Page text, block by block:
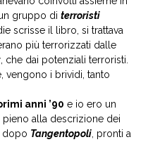
gruppo di terroristi
scrisse il libro, si trattava
più terrorizzati dalle
, che dai potenziali terroristi.
vengono i brividi, tanto
anni ’90 e io ero un
alla descrizione dei
dopo Tangentopoli , pronti a